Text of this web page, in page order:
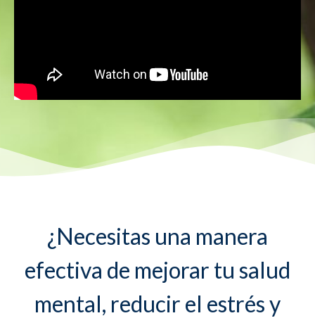
¿Necesitas una manera
efectiva de mejorar tu salud
mental, reducir el estrés y